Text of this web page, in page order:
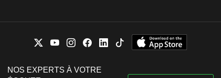
NOS EXPERTS À VOTRE